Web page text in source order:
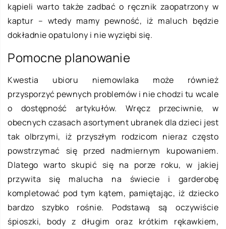
kąpieli warto także zadbać o ręcznik zaopatrzony w
kaptur – wtedy mamy pewność, iż maluch będzie
dokładnie opatulony i nie wyziębi się.
Pomocne planowanie
Kwestia ubioru niemowlaka może również
przysporzyć pewnych problemów i nie chodzi tu wcale
o dostępność artykułów. Wręcz przeciwnie, w
obecnych czasach asortyment ubranek dla dzieci jest
tak olbrzymi, iż przyszłym rodzicom nieraz często
powstrzymać się przed nadmiernym kupowaniem.
Dlatego warto skupić się na porze roku, w jakiej
przywita się malucha na świecie i garderobę
kompletować pod tym kątem, pamiętając, iż dziecko
bardzo szybko rośnie. Podstawą są oczywiście
śpioszki, body z długim oraz krótkim rękawkiem,